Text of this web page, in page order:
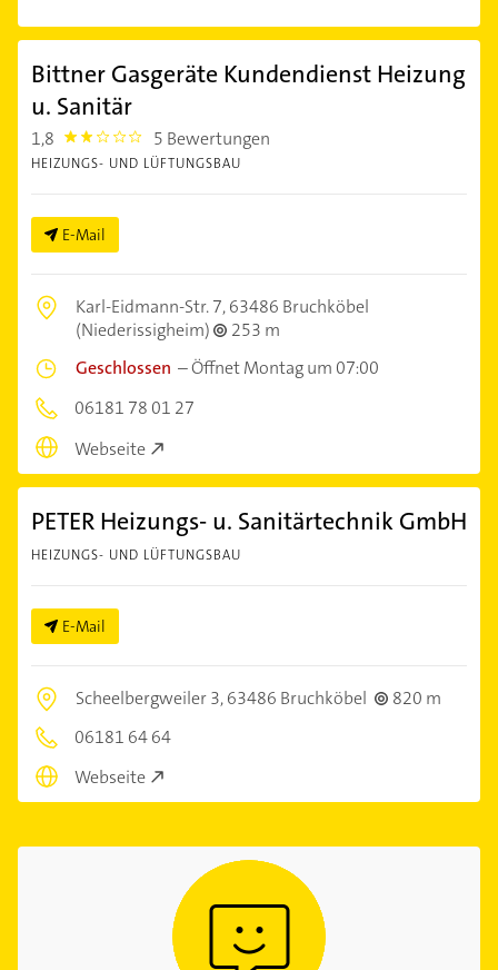
Bittner Gasgeräte Kundendienst Heizung
u. Sanitär
1,8 1.8000001 5 Bewertungen
HEIZUNGS- UND LÜFTUNGSBAU
E-Mail
Karl-Eidmann-Str. 7,63486 Bruchköbel
(Niederissigheim)
253 m
Geschlossen –Öffnet Montag um 07:00
06181 78 01 27
Webseite
PETER Heizungs- u. Sanitärtechnik GmbH
HEIZUNGS- UND LÜFTUNGSBAU
E-Mail
Scheelbergweiler 3,63486 Bruchköbel
820 m
06181 64 64
Webseite